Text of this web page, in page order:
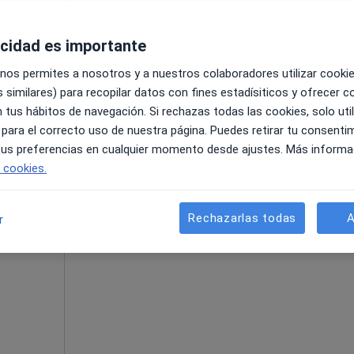
Mapa
Díaz
es importante
permites a nosotros y a nuestros colaboradores utilizar
similares) para recopilar datos con fines estadísiticos y ofrecer
tus hábitos de navegación. Si rechazas todas las cookies, solo
el correcto uso de nuestra página. Puedes retirar tu
preferencias en cualquier momento desde ajustes. Más
Rechazarlas todas